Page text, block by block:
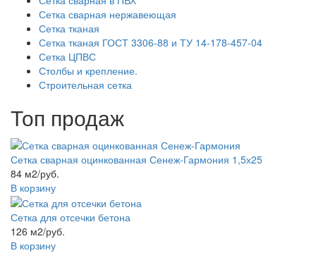
Сетка сварная нержавеющая
Сетка тканая
Сетка тканая ГОСТ 3306-88 и ТУ 14-178-457-04
Сетка ЦПВС
Столбы и крепление.
Строительная сетка
Топ продаж
Сетка сварная оцинкованная Сенеж-Гармония 1,5х25
84 м2/руб.
В корзину
Сетка для отсечки бетона
126 м2/руб.
В корзину